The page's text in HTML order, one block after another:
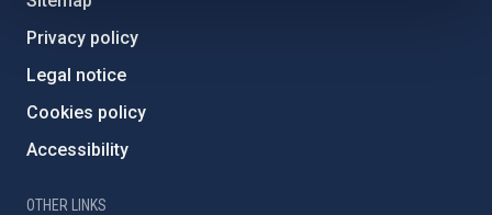
Privacy policy
Legal notice
Cookies policy
Accessibility
OTHER LINKS